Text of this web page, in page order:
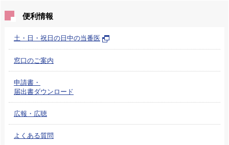
便利情報
土・日・祝日の日中の当番医
窓口のご案内
申請書・
届出書ダウンロード
広報・広聴
よくある質問